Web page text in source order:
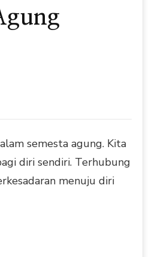
semesta agung. Kita
diri sendiri. Terhubung
menuju diri